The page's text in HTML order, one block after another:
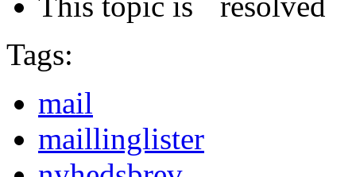
Tags:
mail
maillinglister